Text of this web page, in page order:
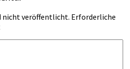
nicht veröffentlicht. Erforderliche